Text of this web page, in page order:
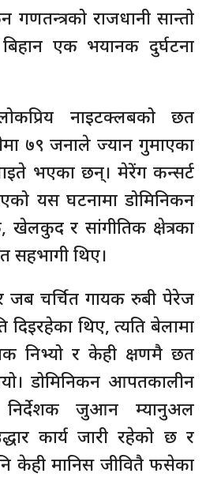
गणतन्त्रको राजधानी सान्तो
बिहान एक भयानक दुर्घटना
नाइटक्लबको छत
७९ जनाले ज्यान गुमाएका
भएका छन्। मेरेंग कन्सर्ट
यस घटनामा डोमिनिकन
खेलकुद र सांगीतिक क्षेत्रका
सहभागी थिए।
जब चर्चित गायक रुबी पेरेज
दिइरहेका थिए, त्यति बेलामा
निभ्यो र केही क्षणमै छत
डोमिनिकन आपतकालीन
निर्देशक जुआन म्यानुअल
कार्य जारी रहेको छ र
केही मानिस जीवितै फसेका